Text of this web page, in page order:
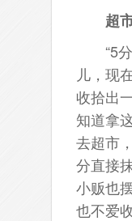
超
“5分
儿，现
收拾出
知道拿
去超市
分直接
小贩也
也不爱收